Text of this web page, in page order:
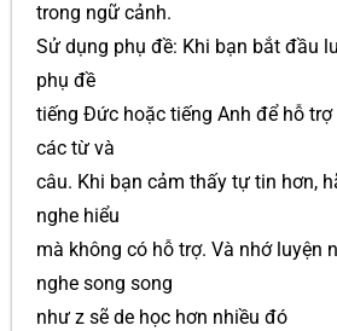
trong ngữ cảnh.
Sử dụng phụ đề: Khi bạn bắt đầu
phụ đề
tiếng Đức hoặc tiếng Anh để hỗ
các từ và
câu. Khi bạn cảm thấy tự tin hơn,
nghe hiểu
mà không có hỗ trợ. Và nhớ luyện
nghe song song
như z sẽ de học hơn nhiều đó